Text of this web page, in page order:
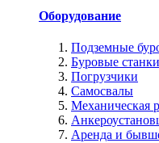
Оборудование
Подземные
Буровые
Погрузчики
Самосвалы
Механическая
Аренда и